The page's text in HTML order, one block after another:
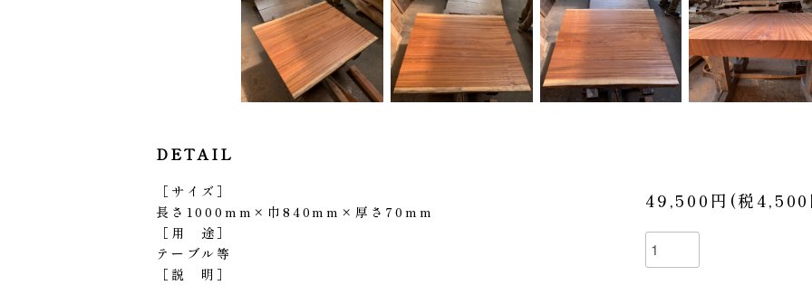
DETAIL
［サイズ］
長さ1000mm×巾840mm×厚さ70mm
［用 途］
テーブル等
［説 明］
49,500円(税4,500